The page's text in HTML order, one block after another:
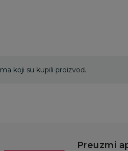
koji su kupili proizvod.
Preuzmi